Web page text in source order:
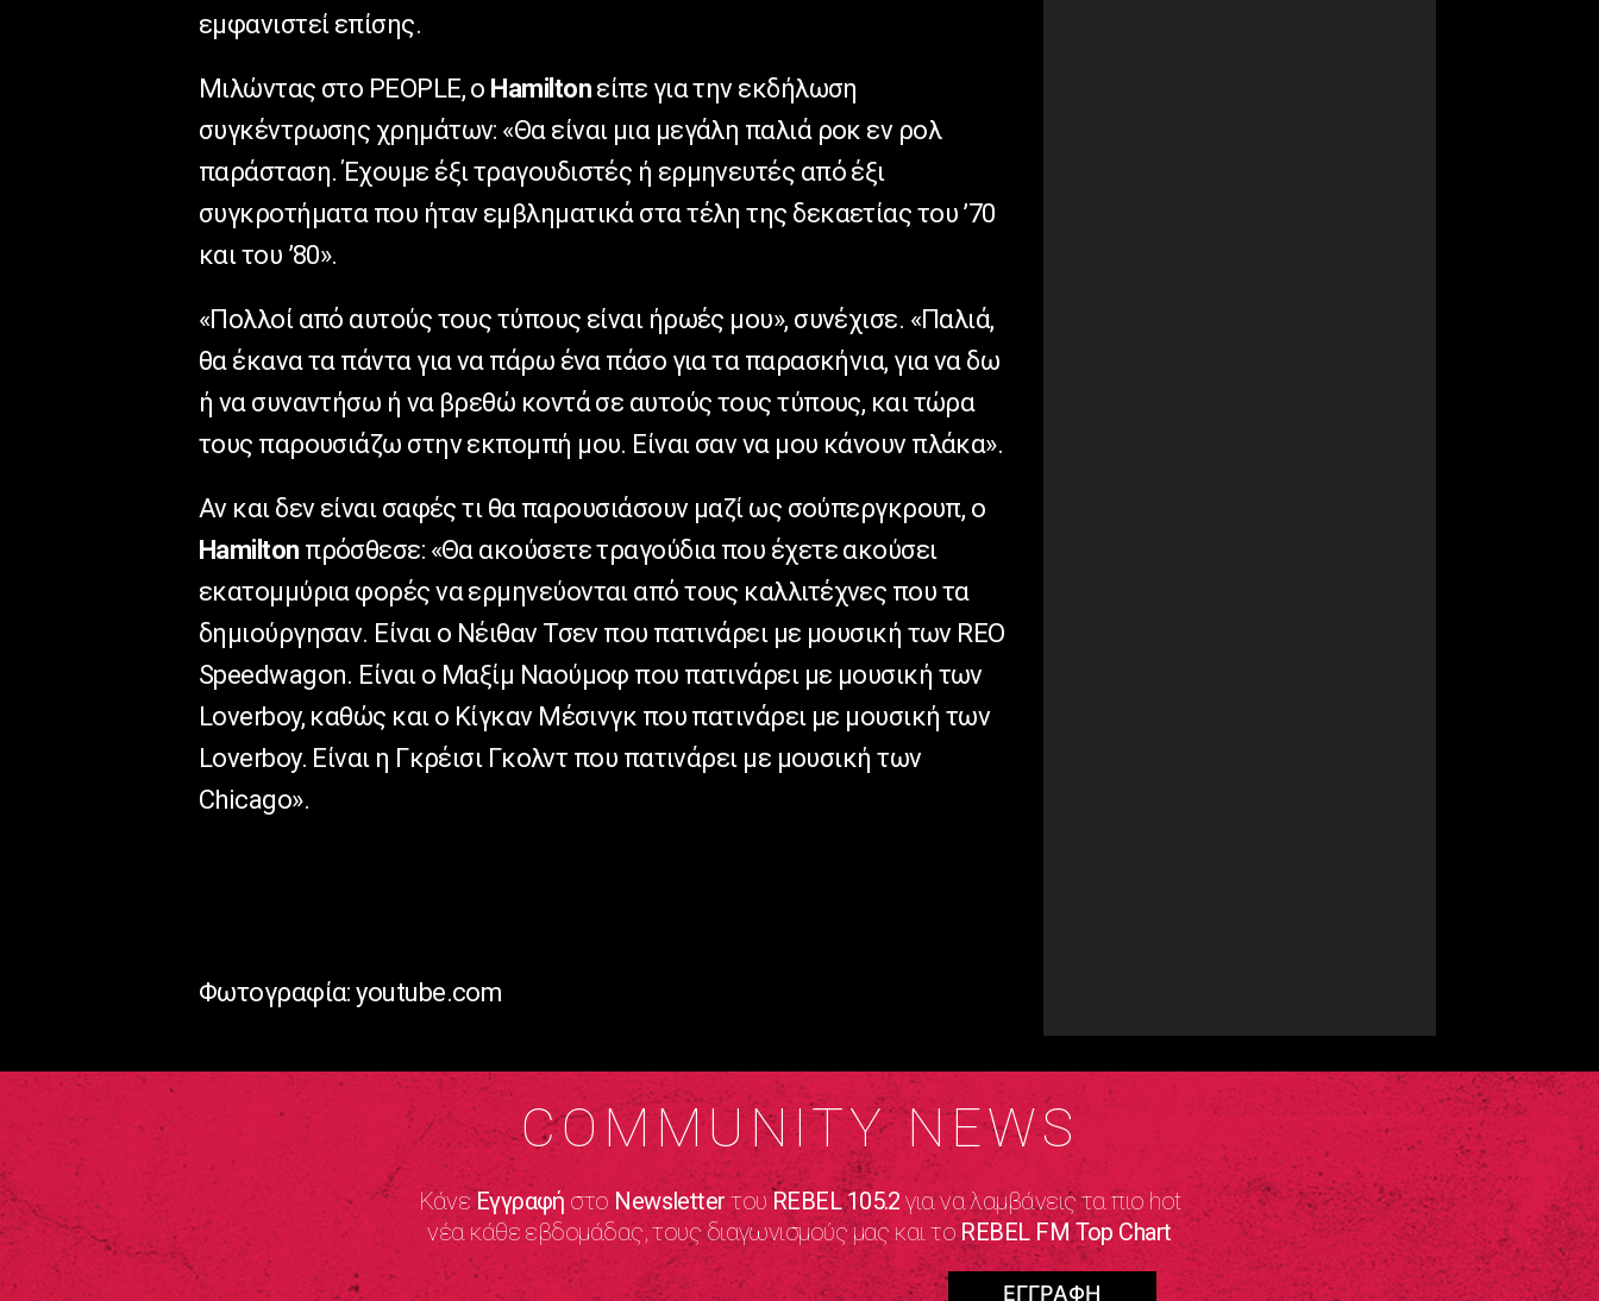
εμφανιστεί επίσης.
Μιλώντας στο PEOPLE, ο Hamiltonείπε για την εκδήλωση
συγκέντρωσης χρημάτων: «Θα είναι μια μεγάλη παλιά ροκ εν ρολ
παράσταση. Έχουμε έξι τραγουδιστές ή ερμηνευτές από έξι
συγκροτήματα που ήταν εμβληματικά στα τέλη της δεκαετίας του ’70
και του ’80».
«Πολλοί από αυτούς τους τύπους είναι ήρωές μου», συνέχισε. «Παλιά,
θα έκανα τα πάντα για να πάρω ένα πάσο για τα παρασκήνια, για να δω
ή να συναντήσω ή να βρεθώ κοντά σε αυτούς τους τύπους, και τώρα
τους παρουσιάζω στην εκπομπή μου. Είναι σαν να μου κάνουν πλάκα».
Αν και δεν είναι σαφές τι θα παρουσιάσουν μαζί ως σούπεργκρουπ, ο
Hamilton πρόσθεσε: «Θα ακούσετε τραγούδια που έχετε ακούσει
εκατομμύρια φορές να ερμηνεύονται από τους καλλιτέχνες που τα
δημιούργησαν. Είναι ο Νέιθαν Τσεν που πατινάρει με μουσική των REO
Speedwagon. Είναι ο Μαξίμ Ναούμοφ που πατινάρει με μουσική των
Loverboy, καθώς και ο Κίγκαν Μέσινγκ που πατινάρει με μουσική των
Loverboy. Είναι η Γκρέισι Γκολντ που πατινάρει με μουσική των
Chicago».
Φωτογραφία: youtube.com
COMMUNITY NEWS
ΚάνεΕγγραφή στο Newsletter τουREBEL 105.2 για να λαμβάνεις τα πιο hot
νέα κάθε εβδομάδας, τους διαγωνισμούς μας και τοREBEL FM Top Chart